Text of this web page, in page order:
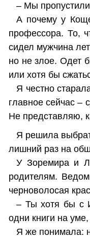
– Мы
А почему у
профессора. То,
сидел мужчина
но не злое. Одет
или хотя бы
Я честно
главное сейчас –
Не представляю,
Я решила
лишний раз на
У Зоремира и
родителям.
черноволосая
– Ты хотя бы с
одни книги на
Я же понимала: